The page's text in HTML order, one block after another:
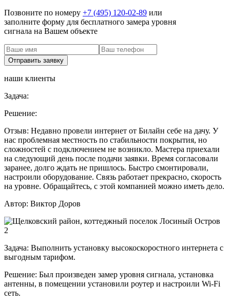
Позвоните по номеру +7 (495) 120-02-89 или
заполните форму для бесплатного замера уровня
сигнала на Вашем объекте
наши клиенты
Задача:
Решение:
Отзыв: Недавно провели интернет от Билайн себе на дачу. У
нас проблемная местность по стабильности покрытия, но
сложностей с подключением не возникло. Мастера приехали
на следующий день после подачи заявки. Время согласовали
заранее, долго ждать не пришлось. Быстро смонтировали,
настроили оборудование. Связь работает прекрасно, скорость
на уровне. Обращайтесь, с этой компанией можно иметь дело.
Автор: Виктор Доров
Задача: Выполнить установку высокоскоростного интернета с
выгодным тарифом.
Решение: Был произведен замер уровня сигнала, установка
антенны, в помещении установили роутер и настроили Wi-Fi
сеть.